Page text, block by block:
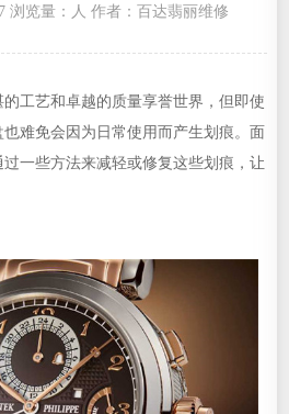
浏览量： 人 作者：百达翡丽维修
艺和卓越的质量享誉世界，但即使
难免会因为日常使用而产生划痕。面
一些方法来减轻或修复这些划痕，让